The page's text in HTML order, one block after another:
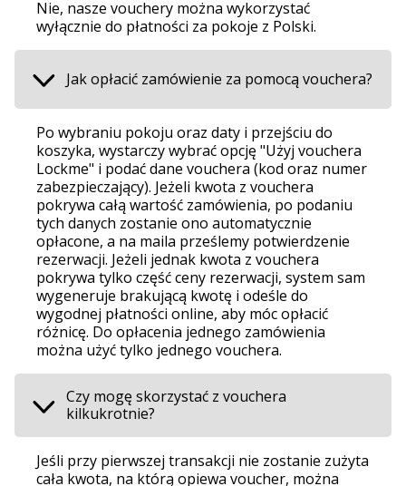
Nie, nasze vouchery można wykorzystać
wyłącznie do płatności za pokoje z Polski.
Jak opłacić zamówienie za pomocą vouchera?
Po wybraniu pokoju oraz daty i przejściu do
koszyka, wystarczy wybrać opcję "Użyj vouchera
Lockme" i podać dane vouchera (kod oraz numer
zabezpieczający). Jeżeli kwota z vouchera
pokrywa całą wartość zamówienia, po podaniu
tych danych zostanie ono automatycznie
opłacone, a na maila prześlemy potwierdzenie
rezerwacji. Jeżeli jednak kwota z vouchera
pokrywa tylko część ceny rezerwacji, system sam
wygeneruje brakującą kwotę i odeśle do
wygodnej płatności online, aby móc opłacić
różnicę. Do opłacenia jednego zamówienia
można użyć tylko jednego vouchera.
Czy mogę skorzystać z vouchera
kilkukrotnie?
Jeśli przy pierwszej transakcji nie zostanie zużyta
cała kwota, na którą opiewa voucher, można